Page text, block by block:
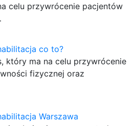
celu przywrócenie pacjentów
co to?
który ma na celu przywrócenie
fizycznej oraz
Warszawa